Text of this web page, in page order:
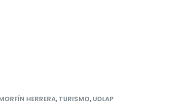
HERRERA, TURISMO, UDLAP